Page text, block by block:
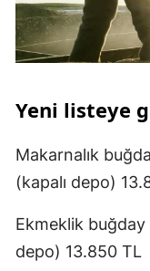
Yeni listeye
Makarnalık
(kapalı depo)
Ekmeklik buğday
depo) 13.850 TL